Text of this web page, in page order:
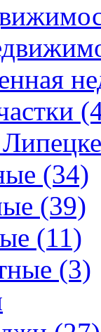
(34)
(39)
(11)
(3)